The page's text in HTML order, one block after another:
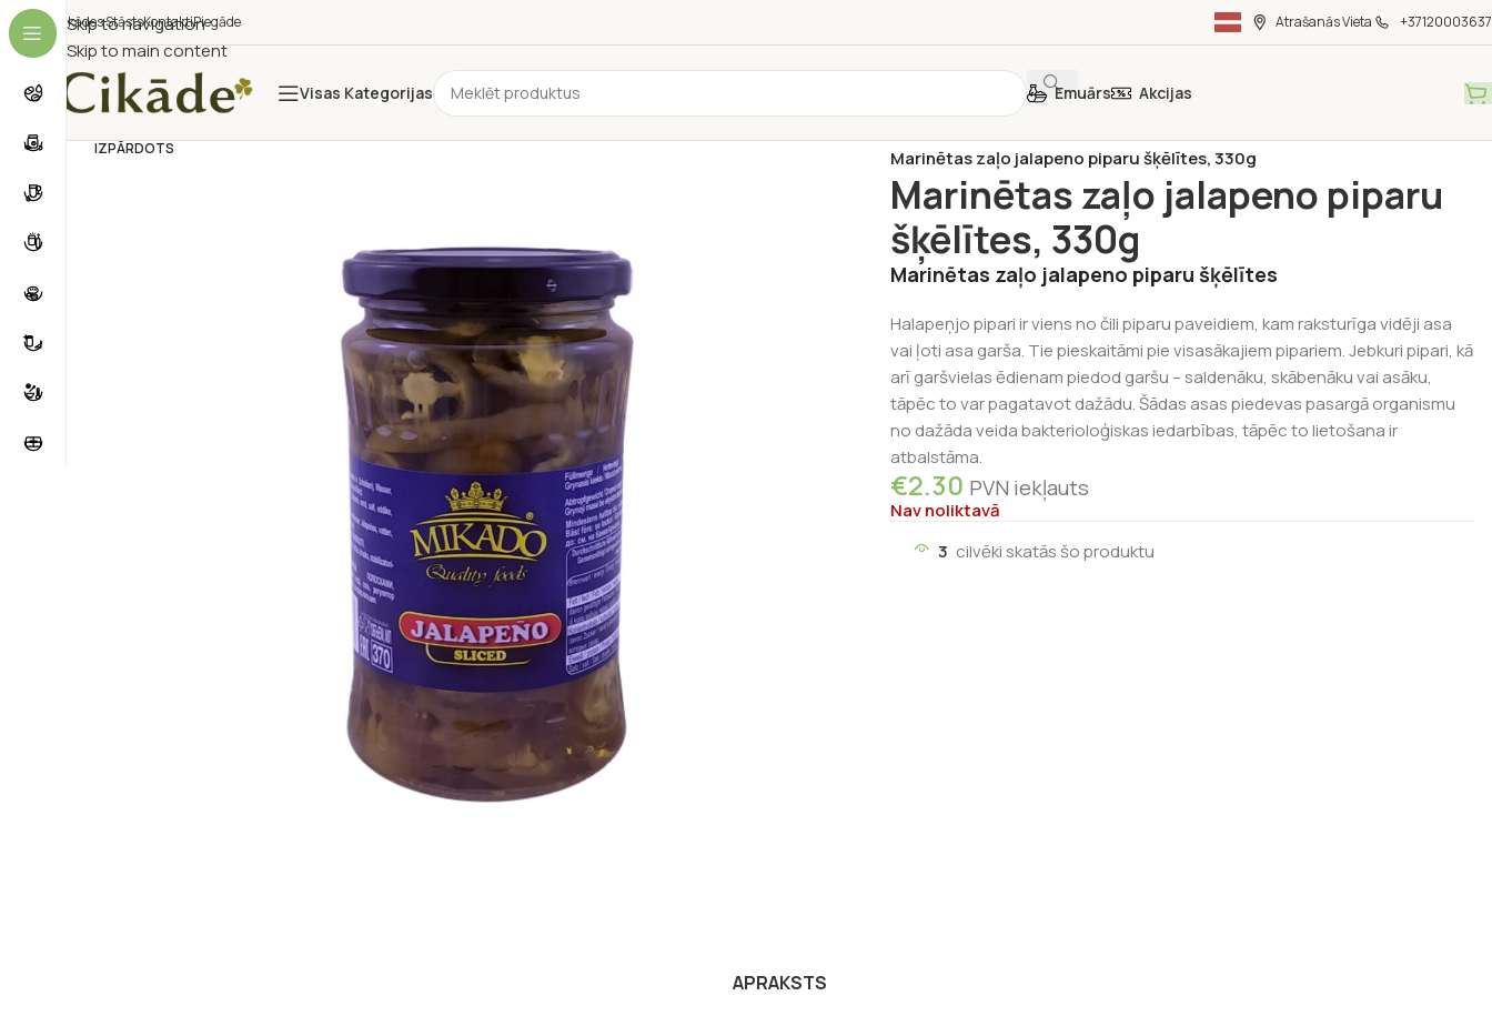
Skip to navigation
Skip to main content
Cikādes StāstsKontaktiPiegāde Atrašanās Vieta +37120003637
Visas Kategorijas Emuārs Akcijas
IZPĀRDOTS
Marinētas zaļo jalapeno piparu šķēlītes, 330g
Marinētas zaļo jalapeno piparu
šķēlītes, 330g
Marinētas zaļo jalapeno piparu šķēlītes
Halapeņjo pipari ir viens no čili piparu paveidiem, kam raksturīga vidēji asa
vai ļoti asa garša. Tie pieskaitāmi pie visasākajiem pipariem. Jebkuri pipari, kā
arī garšvielas ēdienam piedod garšu – saldenāku, skābenāku vai asāku,
tāpēc to var pagatavot dažādu. Šādas asas piedevas pasargā organismu
no dažāda veida bakterioloģiskas iedarbības, tāpēc to lietošana ir
atbalstāma.
€2.30 PVN iekļauts
Nav noliktavā
3 cilvēki skatās šo produktu
APRAKSTS